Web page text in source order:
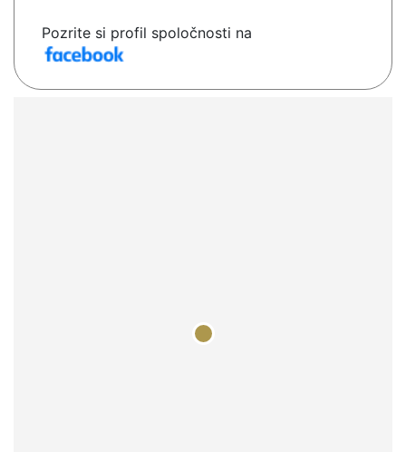
Pozrite si profil spoločnosti na